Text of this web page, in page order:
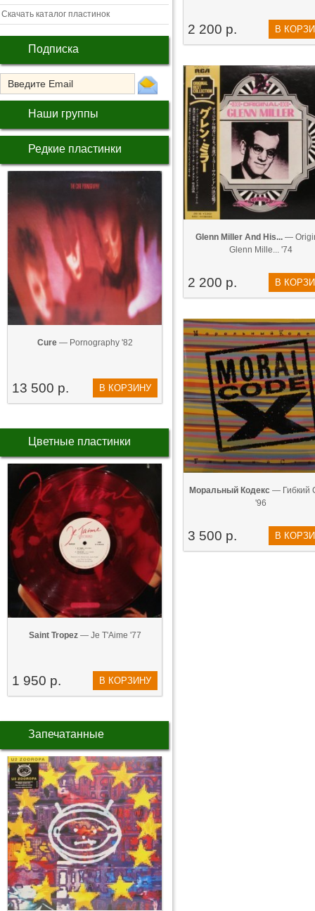
Скачать каталог пластинок
Подписка
Наши группы
Редкие пластинки
Cure— Pornography '82
13 500 р. В КОРЗИНУ
Цветные пластинки
Saint Tropez— Je T'Aime '77
1 950 р. В КОРЗИНУ
Запечатанные
2 200 р. В
Glenn Miller And His... —
Glenn Mille... '74
2 200 р. В
Моральный Кодекс— Гибкий
'96
3 500 р. В